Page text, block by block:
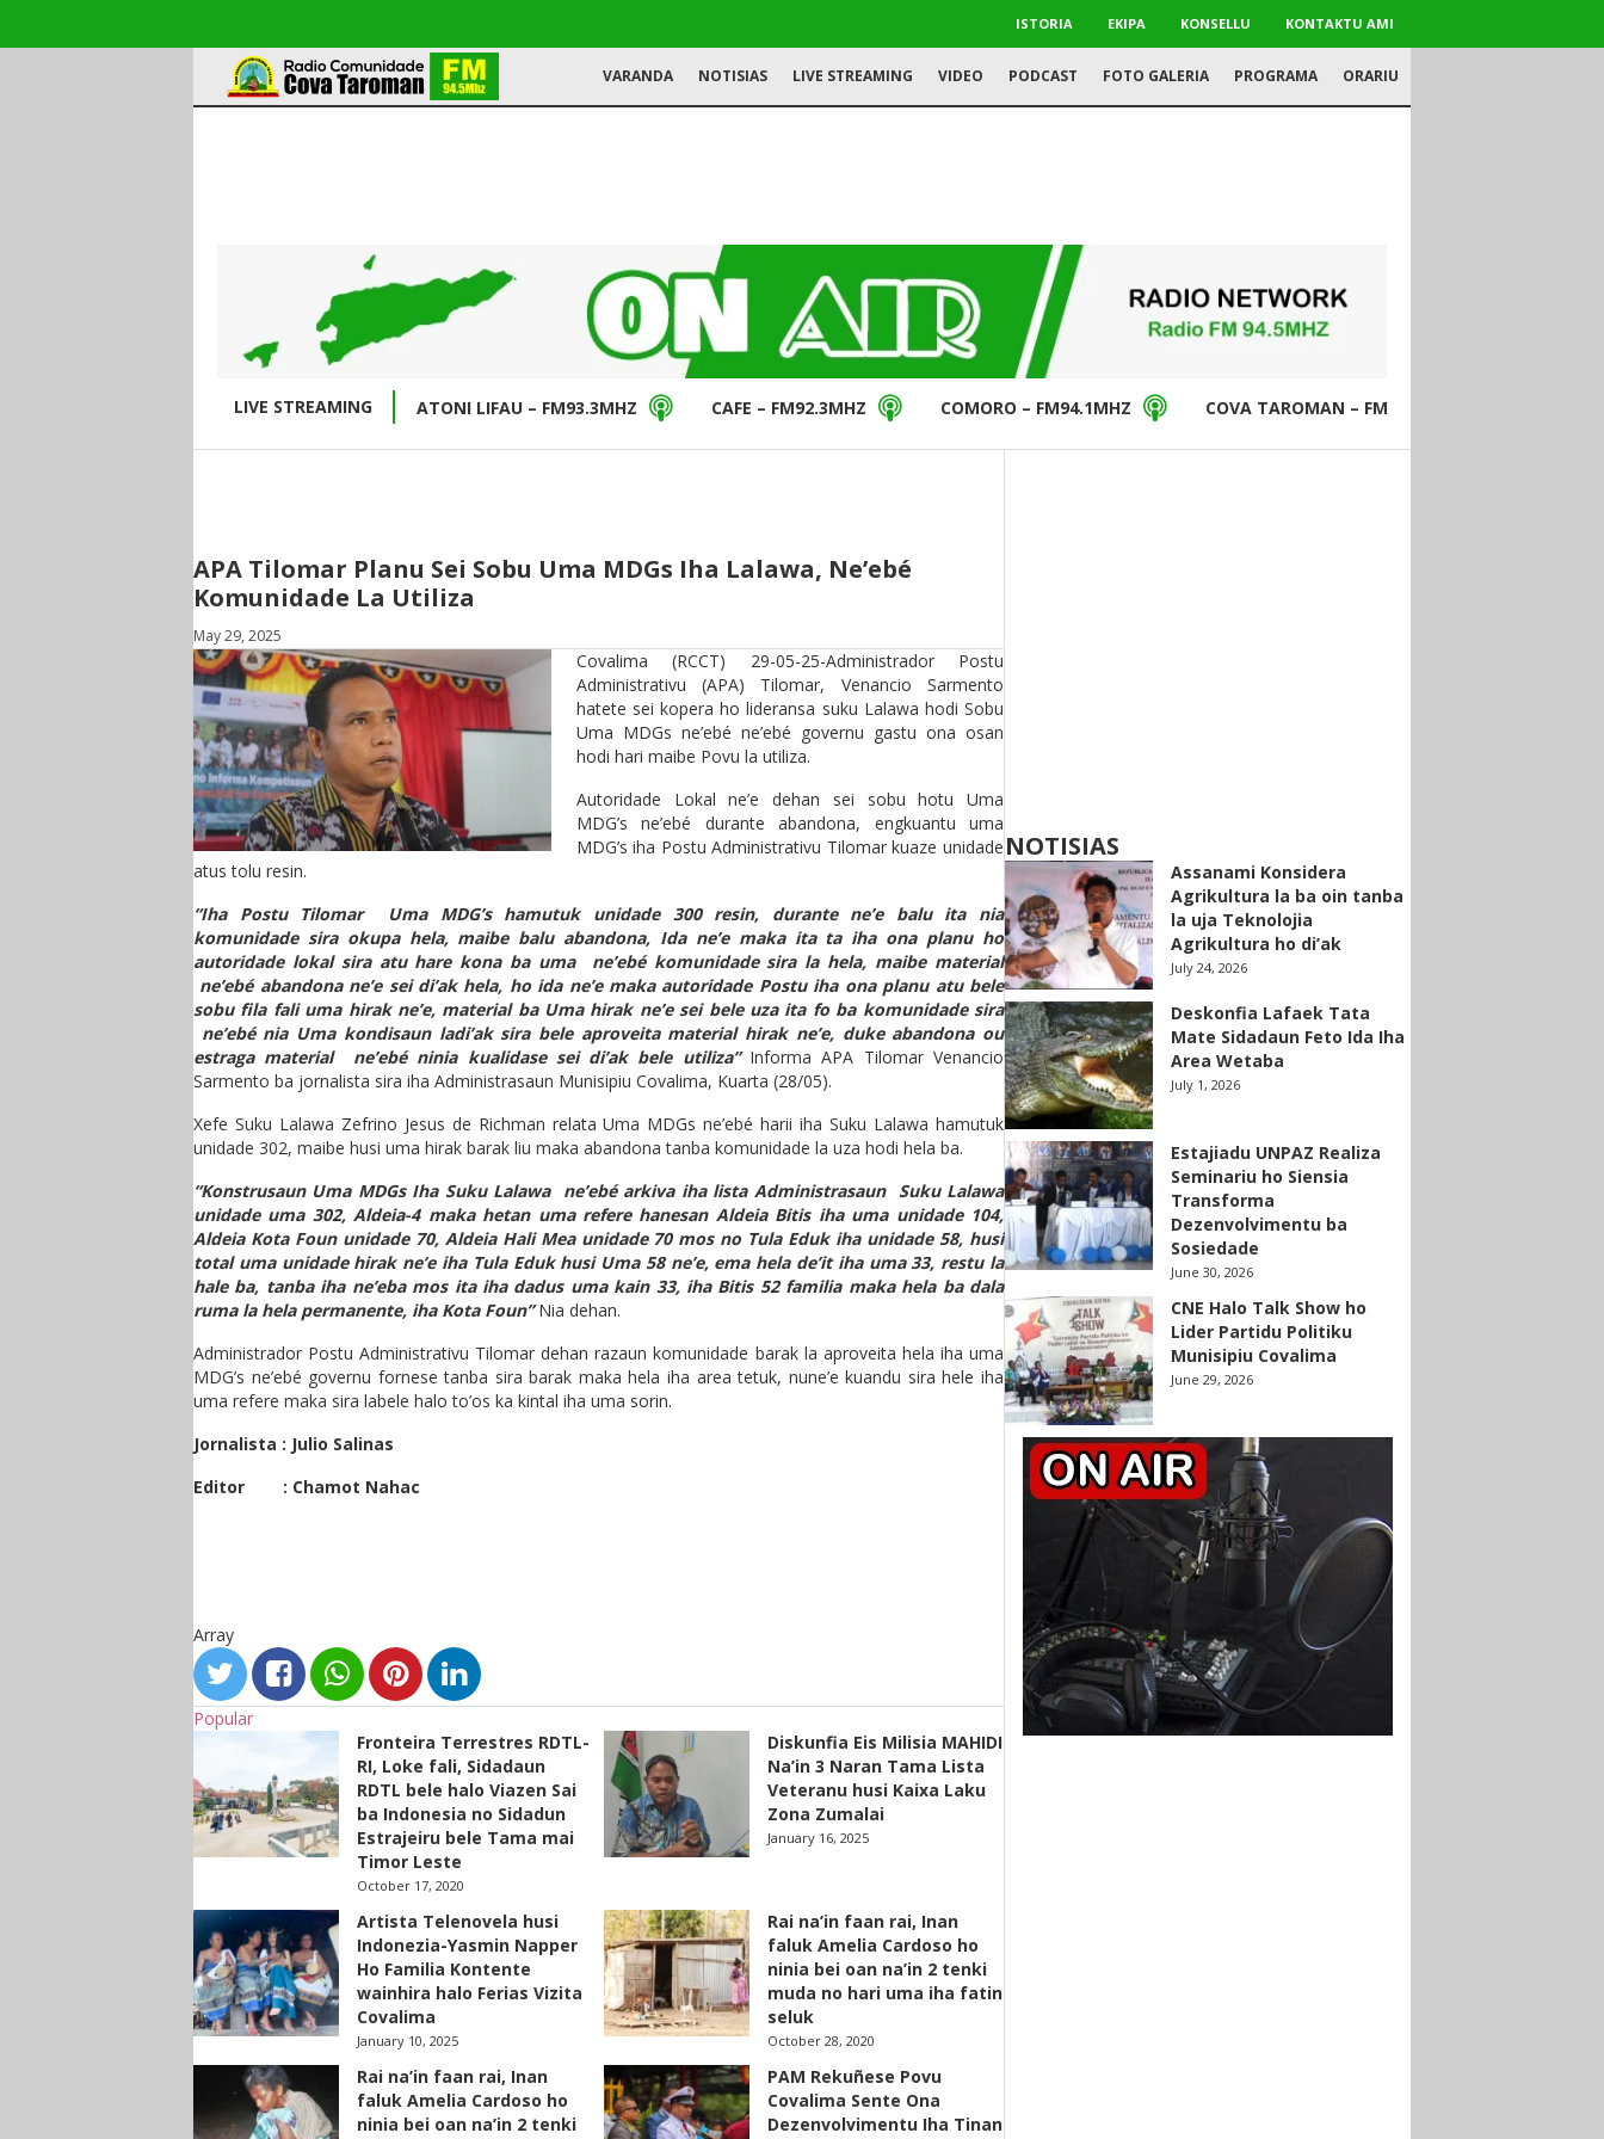
ISTORIA EKIPA KONSELLU KONTAKTU AMI
VARANDA NOTISIAS LIVE STREAMING VIDEO PODCAST FOTO GALERIA PROGRAMA ORARIU
LIVE STREAMING ATONI LIFAU – FM93.3MHZ CAFE – FM92.3MHZ COMORO – FM94.1MHZ COVA TAROMAN – FM94.5MHZ
APA Tilomar Planu Sei Sobu Uma MDGs Iha Lalawa, Ne’ebé
Komunidade La Utiliza
May 29, 2025
Covalima (RCCT) 29-05-25-Administrador Postu
Administrativu (APA) Tilomar, Venancio Sarmento
hatete sei kopera ho lideransa suku Lalawa hodi Sobu
Uma MDGs ne’ebé ne’ebé governu gastu ona osan
hodi hari maibe Povu la utiliza.
Autoridade Lokal ne’e dehan sei sobu hotu Uma
MDG’s ne’ebé durante abandona, engkuantu uma
MDG’s iha Postu Administrativu Tilomar kuaze unidade
atus tolu resin.
“Iha Postu Tilomar Uma MDG’s hamutuk unidade 300 resin, durante ne’e balu ita nia
komunidade sira okupa hela, maibe balu abandona, Ida ne’e maka ita ta iha ona planu ho
autoridade lokal sira atu hare kona ba uma ne’ebé komunidade sira la hela, maibe material
ne’ebé abandona ne’e sei di’ak hela, ho ida ne’e maka autoridade Postu iha ona planu atu bele
sobu fila fali uma hirak ne’e, material ba Uma hirak ne’e sei bele uza ita fo ba komunidade sira
ne’ebé nia Uma kondisaun ladi’ak sira bele aproveita material hirak ne’e, duke abandona ou
estraga material ne’ebé ninia kualidase sei di’ak bele utiliza”Informa APA Tilomar Venancio
Sarmento ba jornalista sira iha Administrasaun Munisipiu Covalima, Kuarta (28/05).
Xefe Suku Lalawa Zefrino Jesus de Richman relata Uma MDGs ne’ebé harii iha Suku Lalawa hamutuk
unidade 302, maibe husi uma hirak barak liu maka abandona tanba komunidade la uza hodi hela ba.
“Konstrusaun Uma MDGs Iha Suku Lalawa ne’ebé arkiva iha lista Administrasaun Suku Lalawa
unidade uma 302, Aldeia-4 maka hetan uma refere hanesan Aldeia Bitis iha uma unidade 104,
Aldeia Kota Foun unidade 70, Aldeia Hali Mea unidade 70 mos no Tula Eduk iha unidade 58, husi
total uma unidade hirak ne’e iha Tula Eduk husi Uma 58 ne’e, ema hela de’it iha uma 33, restu la
hale ba, tanba iha ne’eba mos ita iha dadus uma kain 33, iha Bitis 52 familia maka hela ba dala
ruma la hela permanente, iha Kota Foun”Nia dehan.
Administrador Postu Administrativu Tilomar dehan razaun komunidade barak la aproveita hela iha uma
MDG’s ne’ebé governu fornese tanba sira barak maka hela iha area tetuk, nune’e kuandu sira hele iha
uma refere maka sira labele halo to’os ka kintal iha uma sorin.
Jornalista : Julio Salinas
Editor : Chamot Nahac
Array
Popular
Fronteira Terrestres RDTL-
RI, Loke fali, Sidadaun
RDTL bele halo Viazen Sai
ba Indonesia no Sidadun
Estrajeiru bele Tama mai
Timor Leste
October 17, 2020
Diskunfia Eis Milisia MAHIDI
Na’in 3 Naran Tama Lista
Veteranu husi Kaixa Laku
Zona Zumalai
January 16, 2025
Artista Telenovela husi
Indonezia-Yasmin Napper
Ho Familia Kontente
wainhira halo Ferias Vizita
Covalima
January 10, 2025
Rai na’in faan rai, Inan
faluk Amelia Cardoso ho
ninia bei oan na’in 2 tenki
muda no hari uma iha fatin
seluk
October 28, 2020
Rai na’in faan rai, Inan
faluk Amelia Cardoso ho
ninia bei oan na’in 2 tenki
PAM Rekuñese Povu
Covalima Sente Ona
Dezenvolvimentu Iha Tinan
NOTISIAS
Assanami Konsidera
Agrikultura la ba oin tanba
la uja Teknolojia
Agrikultura ho di’ak
July 24, 2026
Deskonfia Lafaek Tata
Mate Sidadaun Feto Ida Iha
Area Wetaba
July 1, 2026
Estajiadu UNPAZ Realiza
Seminariu ho Siensia
Transforma
Dezenvolvimentu ba
Sosiedade
June 30, 2026
CNE Halo Talk Show ho
Lider Partidu Politiku
Munisipiu Covalima
June 29, 2026